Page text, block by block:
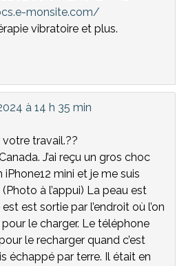
monsite.com/
vibratoire et plus.
à 14 h 35 min
travail.??
J’ai reçu un gros choc
mini et je me suis
à l’appui) La peau est
est sortie par l’endroit où l’on
le charger. Le téléphone
le recharger quand c’est
échappé par terre. Il était en